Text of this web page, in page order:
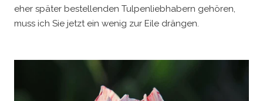
eher später bestellenden Tulpenliebhabern gehören,
muss ich Sie jetzt ein wenig zur Eile drängen.